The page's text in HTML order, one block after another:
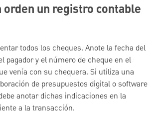
orden un registro contable
todos los cheques. Anote la fecha del
pagador y el número de cheque en el
venía con su chequera. Si utiliza una
de presupuestos digital o software
anotar dichas indicaciones en la
a la transacción.